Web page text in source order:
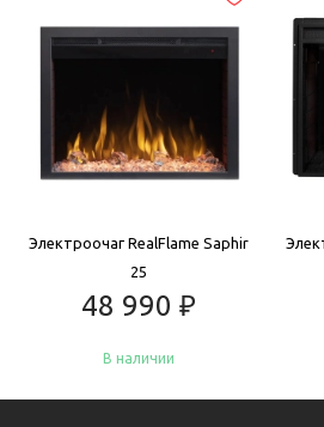
Купить
Электроочаг RealFlame Saphir
25
48 990 ₽
В наличии